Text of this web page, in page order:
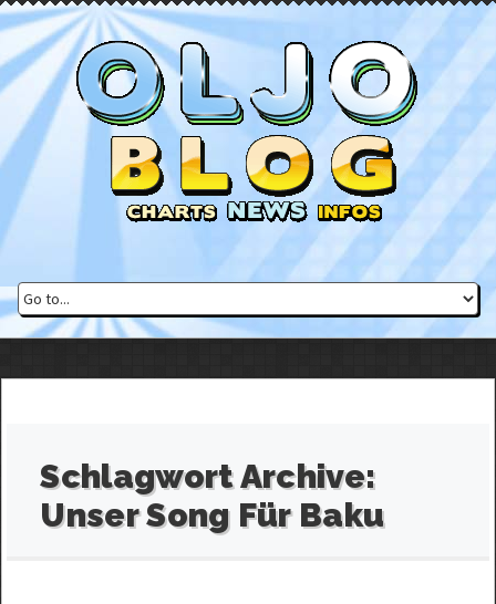
Schlagwort Archive:
Unser Song Für Baku